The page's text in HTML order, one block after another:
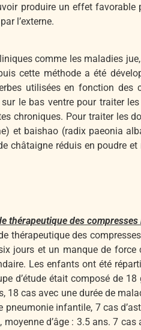
produire un effet favorable
l’externe.
comme les maladies
cette méthode a été
utilisées en fonction des
le bas ventre pour traiter
chroniques. Pour traiter les
et baishao (radix paeonia
châtaigne réduis en poudre
thérapeutique des
thérapeutique des
jours et un manque de
Les enfants ont été
d’étude était composé de
18 cas avec une durée de
infantile, 7 cas
d’âge : 3.5 ans. 7